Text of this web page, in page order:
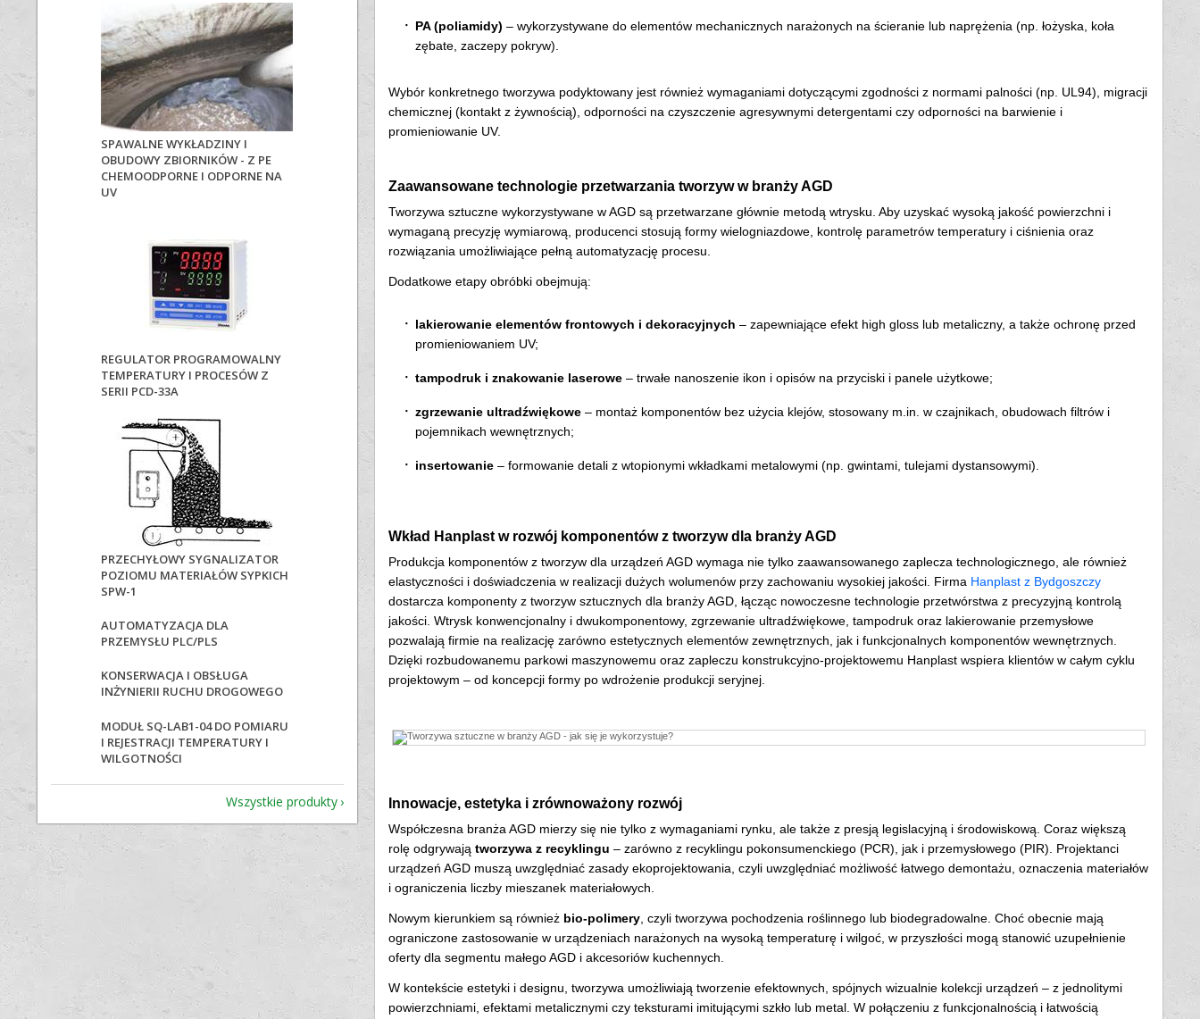
PA (poliamidy) – wykorzystywane do elementów mechanicznych narażonych na ścieranie lub naprężenia (np. łożyska, koła
zębate, zaczepy pokryw).
Wybór konkretnego tworzywa podyktowany jest również wymaganiami dotyczącymi zgodności z normami palności (np. UL94), migracji
chemicznej (kontakt z żywnością), odporności na czyszczenie agresywnymi detergentami czy odporności na barwienie i
promieniowanie UV.
Zaawansowane technologie przetwarzania tworzyw w branży AGD
Tworzywa sztuczne wykorzystywane w AGD są przetwarzane głównie metodą wtrysku. Aby uzyskać wysoką jakość powierzchni i
wymaganą precyzję wymiarową, producenci stosują formy wielogniazdowe, kontrolę parametrów temperatury i ciśnienia oraz
rozwiązania umożliwiające pełną automatyzację procesu.
Dodatkowe etapy obróbki obejmują:
lakierowanie elementów frontowych i dekoracyjnych – zapewniające efekt high gloss lub metaliczny, a także ochronę przed
promieniowaniem UV;
tampodruk i znakowanie laserowe – trwałe nanoszenie ikon i opisów na przyciski i panele użytkowe;
zgrzewanie ultradźwiękowe – montaż komponentów bez użycia klejów, stosowany m.in. w czajnikach, obudowach filtrów i
pojemnikach wewnętrznych;
insertowanie – formowanie detali z wtopionymi wkładkami metalowymi (np. gwintami, tulejami dystansowymi).
Wkład Hanplast w rozwój komponentów z tworzyw dla branży AGD
Produkcja komponentów z tworzyw dla urządzeń AGD wymaga nie tylko zaawansowanego zaplecza technologicznego, ale również
elastyczności i doświadczenia w realizacji dużych wolumenów przy zachowaniu wysokiej jakości. Firma Hanplast z Bydgoszczy
dostarcza komponenty z tworzyw sztucznych dla branży AGD, łącząc nowoczesne technologie przetwórstwa z precyzyjną kontrolą
jakości. Wtrysk konwencjonalny i dwukomponentowy, zgrzewanie ultradźwiękowe, tampodruk oraz lakierowanie przemysłowe
pozwalają firmie na realizację zarówno estetycznych elementów zewnętrznych, jak i funkcjonalnych komponentów wewnętrznych.
Dzięki rozbudowanemu parkowi maszynowemu oraz zapleczu konstrukcyjno-projektowemu Hanplast wspiera klientów w całym cyklu
projektowym – od koncepcji formy po wdrożenie produkcji seryjnej.
Innowacje, estetyka i zrównoważony rozwój
Współczesna branża AGD mierzy się nie tylko z wymaganiami rynku, ale także z presją legislacyjną i środowiskową. Coraz większą
rolę odgrywają tworzywa z recyklingu – zarówno z recyklingu pokonsumenckiego (PCR), jak i przemysłowego (PIR). Projektanci
urządzeń AGD muszą uwzględniać zasady ekoprojektowania, czyli uwzględniać możliwość łatwego demontażu, oznaczenia materiałów
i ograniczenia liczby mieszanek materiałowych.
Nowym kierunkiem są również bio-polimery , czyli tworzywa pochodzenia roślinnego lub biodegradowalne. Choć obecnie mają
ograniczone zastosowanie w urządzeniach narażonych na wysoką temperaturę i wilgoć, w przyszłości mogą stanowić uzupełnienie
oferty dla segmentu małego AGD i akcesoriów kuchennych.
W kontekście estetyki i designu, tworzywa umożliwiają tworzenie efektownych, spójnych wizualnie kolekcji urządzeń – z jednolitymi
powierzchniami, efektami metalicznymi czy teksturami imitującymi szkło lub metal. W połączeniu z funkcjonalnością i łatwością
AUTOMATYZACJA DLA
PRZEMYSŁU PLC/PLS
SPAWALNE WYKŁADZINY I
OBUDOWY ZBIORNIKÓW - Z PE
CHEMOODPORNE I ODPORNE NA
UV
KONSERWACJA I OBSŁUGA
INŻYNIERII RUCHU DROGOWEGO
REGULATOR PROGRAMOWALNY
TEMPERATURY I PROCESÓW Z
SERII PCD-33A
MODUŁ SQ-LAB1-04 DO POMIARU
I REJESTRACJI TEMPERATURY I
WILGOTNOŚCI
PRZECHYŁOWY SYGNALIZATOR
POZIOMU MATERIAŁÓW SYPKICH
SPW-1
Wszystkie produkty